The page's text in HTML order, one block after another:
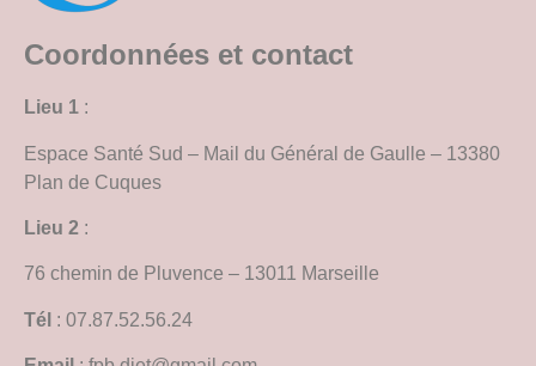
Coordonnées et contact
Lieu 1 :
Espace Santé Sud – Mail du Général de Gaulle – 13380
Plan de Cuques
Lieu 2 :
76 chemin de Pluvence – 13011 Marseille
Tél : 07.87.52.56.24